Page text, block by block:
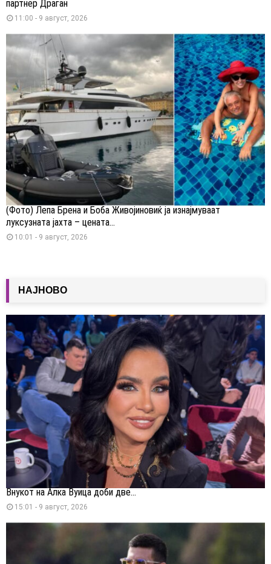
партнер Драган
11:00 - 9 август, 2026
(Фото) Лепа Брена и Боба Живојиновиќ ја изнајмуваат
луксузната јахта – цената...
10:01 - 9 август, 2026
НАЈНОВО
Внукот на Алка Вуица доби две...
15:01 - 9 август, 2026